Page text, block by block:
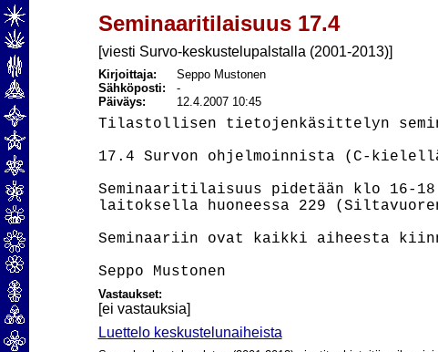
Seminaaritilaisuus 17.4
[viesti Survo-keskustelupalstalla (2001-2013)]
Kirjoittaja:
Seppo Mustonen
Sähköposti: -
Päiväys:
12.4.2007 10:45
Tilastollisen tietojenkäsittelyn
17.4 Survon ohjelmoinnista (C-
Seminaaritilaisuus pidetään klo 16-18
laitoksella huoneessa 229
Seminaariin ovat kaikki aiheesta
Vastaukset:
[ei vastauksia]
Luettelo keskustelunaiheista